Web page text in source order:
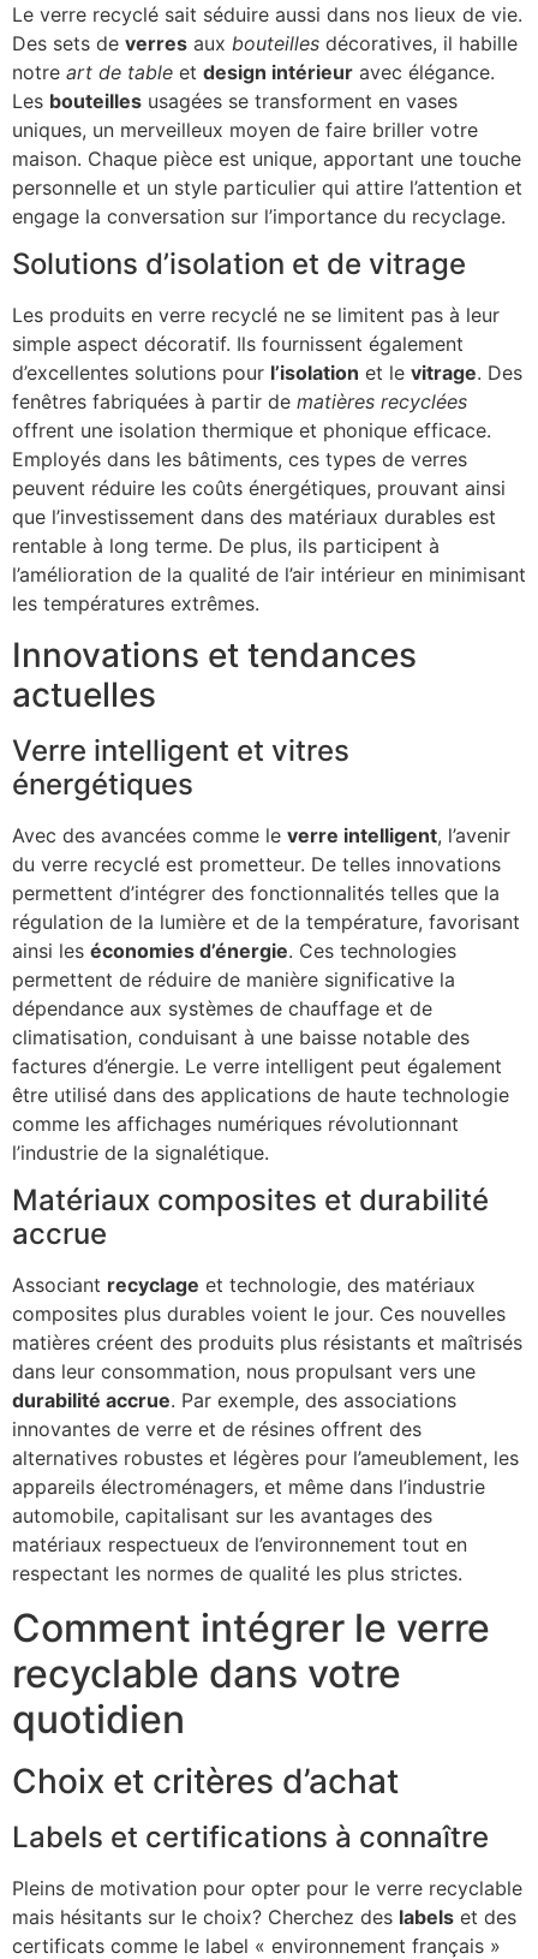
Le verre recyclé sait séduire aussi dans nos lieux de vie.
Des sets de verres aux bouteilles décoratives, il habille
notre art de table et design intérieur avec élégance.
Les bouteilles usagées se transforment en vases
uniques, un merveilleux moyen de faire briller votre
maison. Chaque pièce est unique, apportant une touche
personnelle et un style particulier qui attire l’attention et
engage la conversation sur l’importance du recyclage.
Solutions d’isolation et de vitrage
Les produits en verre recyclé ne se limitent pas à leur
simple aspect décoratif. Ils fournissent également
d’excellentes solutions pour l’isolation et le vitrage. Des
fenêtres fabriquées à partir de matières recyclées
offrent une isolation thermique et phonique efficace.
Employés dans les bâtiments, ces types de verres
peuvent réduire les coûts énergétiques, prouvant ainsi
que l’investissement dans des matériaux durables est
rentable à long terme. De plus, ils participent à
l’amélioration de la qualité de l’air intérieur en minimisant
les températures extrêmes.
Innovations et tendances
actuelles
Verre intelligent et vitres
énergétiques
Avec des avancées comme le verre intelligent, l’avenir
du verre recyclé est prometteur. De telles innovations
permettent d’intégrer des fonctionnalités telles que la
régulation de la lumière et de la température, favorisant
ainsi les économies d’énergie. Ces technologies
permettent de réduire de manière significative la
dépendance aux systèmes de chauffage et de
climatisation, conduisant à une baisse notable des
factures d’énergie. Le verre intelligent peut également
être utilisé dans des applications de haute technologie
comme les affichages numériques révolutionnant
l’industrie de la signalétique.
Matériaux composites et durabilité
accrue
Associant recyclage et technologie, des matériaux
composites plus durables voient le jour. Ces nouvelles
matières créent des produits plus résistants et maîtrisés
dans leur consommation, nous propulsant vers une
durabilité accrue. Par exemple, des associations
innovantes de verre et de résines offrent des
alternatives robustes et légères pour l’ameublement, les
appareils électroménagers, et même dans l’industrie
automobile, capitalisant sur les avantages des
matériaux respectueux de l’environnement tout en
respectant les normes de qualité les plus strictes.
Comment intégrer le verre
recyclable dans votre
quotidien
Choix et critères d’achat
Labels et certifications à connaître
Pleins de motivation pour opter pour le verre recyclable
mais hésitants sur le choix? Cherchez des labels et des
certificats comme le label « environnement français »